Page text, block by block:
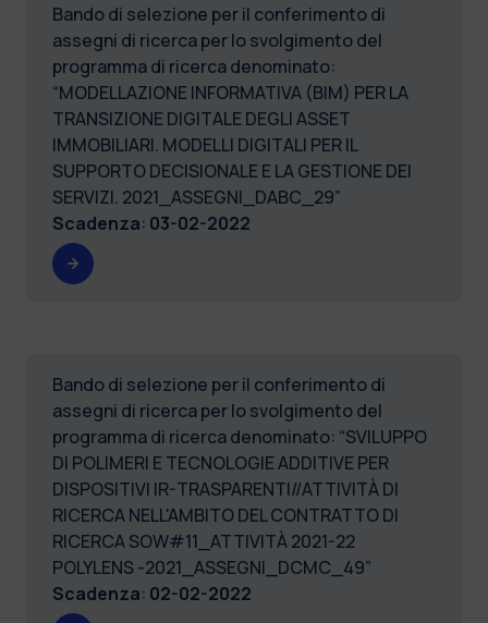
Bando di selezione per il conferimento di
assegni di ricerca per lo svolgimento del
programma di ricerca denominato:
“MODELLAZIONE INFORMATIVA (BIM) PER LA
TRANSIZIONE DIGITALE DEGLI ASSET
IMMOBILIARI. MODELLI DIGITALI PER IL
SUPPORTO DECISIONALE E LA GESTIONE DEI
SERVIZI. 2021_ASSEGNI_DABC_29”
Scadenza: 03-02-2022
Bando di selezione per il conferimento di
assegni di ricerca per lo svolgimento del
programma di ricerca denominato: “SVILUPPO
DI POLIMERI E TECNOLOGIE ADDITIVE PER
DISPOSITIVI IR-TRASPARENTI//ATTIVITÀ DI
RICERCA NELL'AMBITO DEL CONTRATTO DI
RICERCA SOW#11_ATTIVITÀ 2021-22
POLYLENS -2021_ASSEGNI_DCMC_49”
Scadenza: 02-02-2022